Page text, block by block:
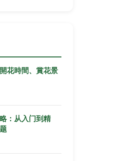
花時間、賞花景
：从入门到精